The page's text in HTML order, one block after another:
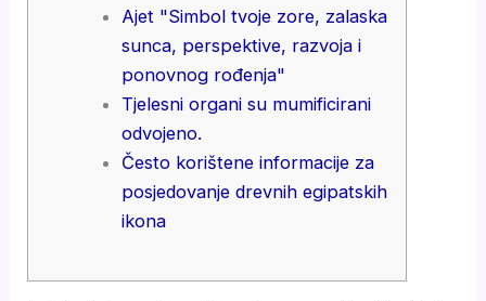
Ajet "Simbol tvoje zore, zalaska
sunca, perspektive, razvoja i
ponovnog rođenja"
Tjelesni organi su mumificirani
odvojeno.
Često korištene informacije za
posjedovanje drevnih egipatskih
ikona